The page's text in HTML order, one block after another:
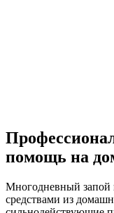
помощь на
Многодневный запой
средствами из